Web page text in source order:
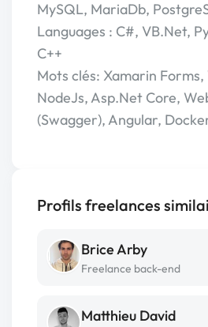
MySQL, MariaDb,
Languages : C#, VB.Net,
C++
Mots clés: Xamarin
NodeJs, Asp.Net Core,
(Swagger), Angular,
Profils freelances
Brice Arby
Freelance back-end
Matthieu David